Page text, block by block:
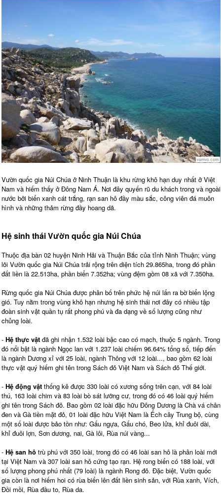
Vườn quốc gia Núi Chúa ở Ninh Thuận là khu rừng khô hạn duy nhất ở Việt
Nam và hiếm thấy ở Đông Nam Á. Nơi đây quyến rũ du khách trong và ngoài
nước bởi biển xanh cát trắng, rạn san hô đầy màu sắc, công viên đá muôn
hình và những thảm rừng đầy hoang dã.
Hệ sinh thái Vườn quốc gia Núi Chúa
Thuộc địa bàn 02 huyện Ninh Hải và Thuận Bắc của tỉnh Ninh Thuận; vùng
lõi Vườn quốc gia Núi Chúa trải rộng trên diện tích 29.865ha, trong đó phần
đất liền là 22.513ha, phần biển 7.352ha; vùng đệm gồm 08 xã với 7.350ha.
Rừng quốc gia Núi Chúa được phân bố trên phức hệ núi lấn ra bờ biển lộng
gió. Tuy nằm trong vùng khô hạn nhưng hệ sinh thái nơi đây có nhiều tập
đoàn sinh vật quần tụ rất phong phú và đa dạng về số lượng cũng như
chủng loài.
- Hệ thực vật đã ghi nhận 1.532 loài bậc cao có mạch, thuộc 5 ngành. Trong
đó nổi bật là ngành Ngọc lan với 1.237 loài chiếm 96.64% tổng số, tiếp đến
là ngành Dương xỉ với 25 loài, ngành Thông với 12 loài..., bao gồm 62 loài
thực vật quý hiếm ghi tên trong Sách đỏ Việt Nam và Sách đỏ Thế giới.
- Hệ động vật thống kê được 330 loài có xương sống trên cạn, với 84 loài
thú, 163 loài chim và 83 loài bò sát lưỡng cư, trong đó có 46 loài quý hiếm
ghi tên trong Sách đỏ. Bao gồm 02 loài đặc hữu Đông Dương là Chà vá chân
đen và Gà tiền mặt đỏ, 01 loài đặc hữu Việt Nam là Ếch cây Trung bộ, cùng
một số loài được bảo tồn như: Gấu ngựa, Gấu chó, Beo lửa, khỉ đuôi dài,
khỉ đuôi lợn, Sơn dương, nai, Gà lôi, Rùa núi vàng...
- Hệ san hô trù phú với 350 loài, trong đó có 46 loài san hô là phân loài mới
tại Việt Nam và 307 loài san hô cứng tạo rạn. Hệ rong biển có 188 loài, với
số lượng phong phú nhất (79 loài) là ngành Rong đỏ. Đặc biệt, Vườn quốc
gia còn là nơi hiếm hoi có rùa biển lên đất liền sinh sản, với Rùa xanh, Vích,
Đồi mồi, Rùa đầu to, Rùa da.